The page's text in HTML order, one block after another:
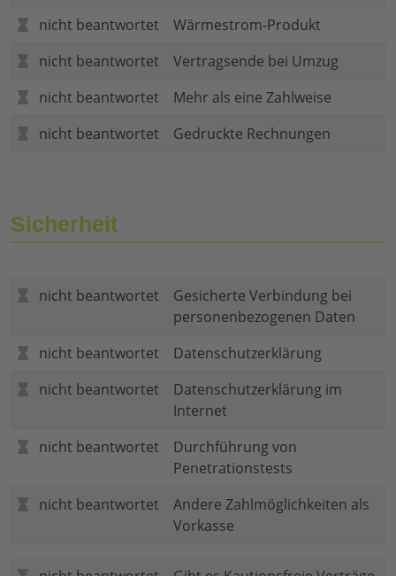
nicht beantwortet
Wärmestrom-Produkt
nicht beantwortet
Vertragsende bei Umzug
nicht beantwortet
Mehr als eine Zahlweise
nicht beantwortet
Gedruckte Rechnungen
Sicherheit
nicht beantwortet
Gesicherte Verbindung bei
personenbezogenen Daten
nicht beantwortet
Datenschutzerklärung
nicht beantwortet
Datenschutzerklärung im
Internet
nicht beantwortet
Durchführung von
Penetrationstests
nicht beantwortet
Andere Zahlmöglichkeiten als
Vorkasse